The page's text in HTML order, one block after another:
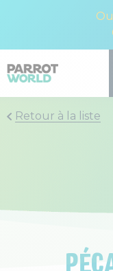
Retour à la liste